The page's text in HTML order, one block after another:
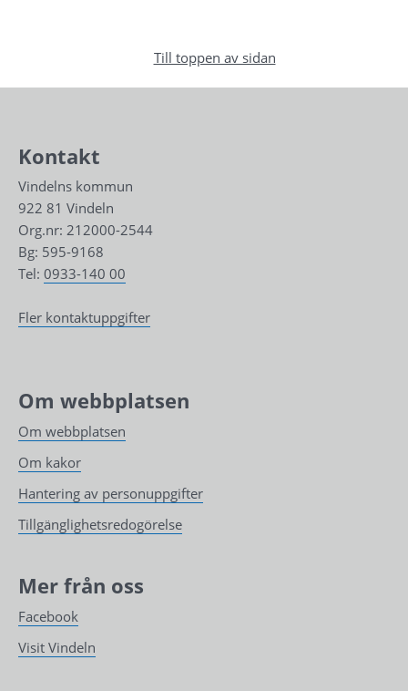
Till toppen av sidan
Kontakt
Vindelns kommun
922 81 Vindeln
Org.nr: 212000-2544
Bg: 595-9168
Tel: 0933-140 00
Fler kontaktuppgifter
Om webbplatsen
Om webbplatsen
Om kakor
Hantering av personuppgifter
Tillgänglighetsredogörelse
Mer från oss
Facebook
Visit Vindeln